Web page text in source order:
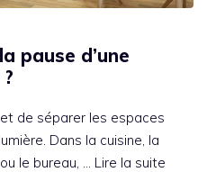
pause d’une
de séparer les espaces
Dans la cuisine, la
le bureau, … Lire la suite